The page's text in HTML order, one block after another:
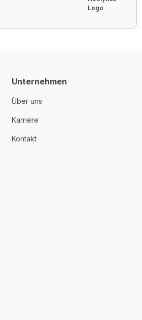
Unternehmen
Über uns
Karriere
Kontakt